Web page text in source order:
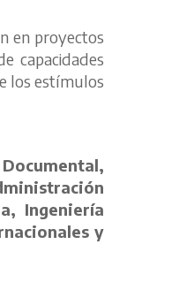
en proyectos
capacidades
los estímulos
Ingeniería
y